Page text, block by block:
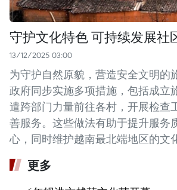
守护文化特色 可持续发展社
13/12/2025 03:00
为守护自然原貌，营造安全文明的
政府同步实施多项措施，包括成立
遣跨部门力量前往各村，开展检查
善服务。这些做法有助于提升服务
心，同时维护越南最北端地区的文
更多